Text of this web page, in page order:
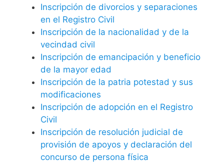
Inscripción de divorcios y separaciones
en el Registro Civil
Inscripción de la nacionalidad y de la
vecindad civil
Inscripción de emancipación y beneficio
de la mayor edad
Inscripción de la patria potestad y sus
modificaciones
Inscripción de adopción en el Registro
Civil
Inscripción de resolución judicial de
provisión de apoyos y declaración del
concurso de persona física